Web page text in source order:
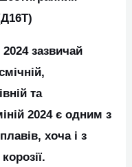
зазвичай
та
2024 є одним з
хоча і з